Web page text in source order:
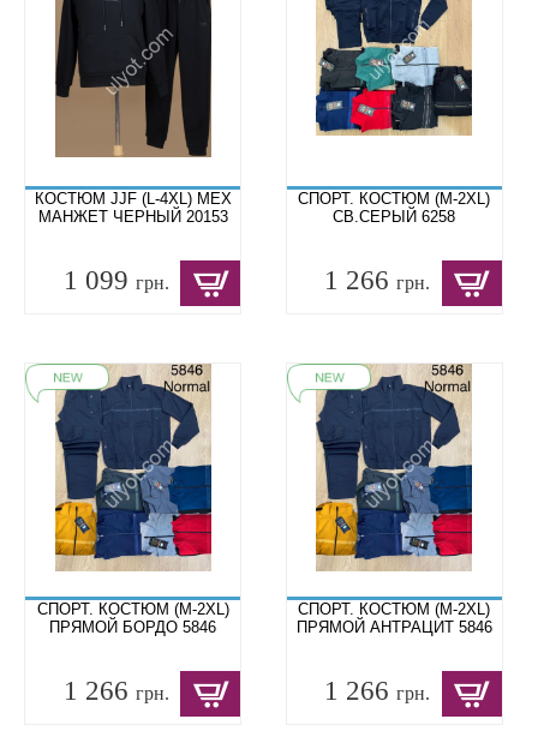
КОСТЮМ JJF (L-4XL) МЕХ
МАНЖЕТ ЧЕРНЫЙ 20153
1 099 грн.
СПОРТ. КОСТЮМ (M-2XL)
СВ.СЕРЫЙ 6258
1 266грн.
СПОРТ. КОСТЮМ (M-2XL)
ПРЯМОЙ БОРДО 5846
1 266 грн.
СПОРТ. КОСТЮМ (M-2XL)
ПРЯМОЙ АНТРАЦИТ 5846
1 266грн.